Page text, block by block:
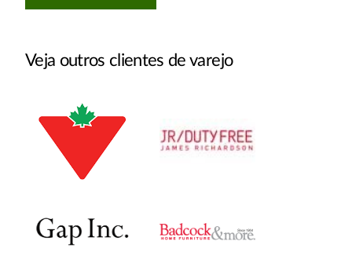
Veja outros clientes de varejo